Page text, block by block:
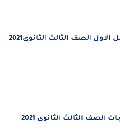
الصف الثالث الثانوى2021
الثالث الثانوى 2021